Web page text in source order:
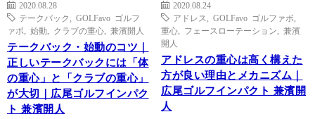
2020.08.28
テークバック
GOLFavo ゴルフ
ァボ
始動 クラブの重心 兼濱開人
テークバック・始動のコツ｜
正しいテークバックには「体
の重心」と「クラブの重心」
が大切｜広尾ゴルフインパク
ト 兼濱開人
2020.08.24
アドレス
GOLFavo ゴルファボ
重心
フェースローテーション
兼濱
開人
アドレスの重心は高く構えた
方が良い理由とメカニズム｜
広尾ゴルフインパクト 兼濱開
人